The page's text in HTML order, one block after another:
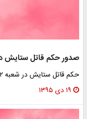
صدور حکم قاتل ستایش
حکم قاتل ستایش در شعبه ۳۲ دیوان عالی کشور صادر شد.
۱۹ دی ۱۳۹۵